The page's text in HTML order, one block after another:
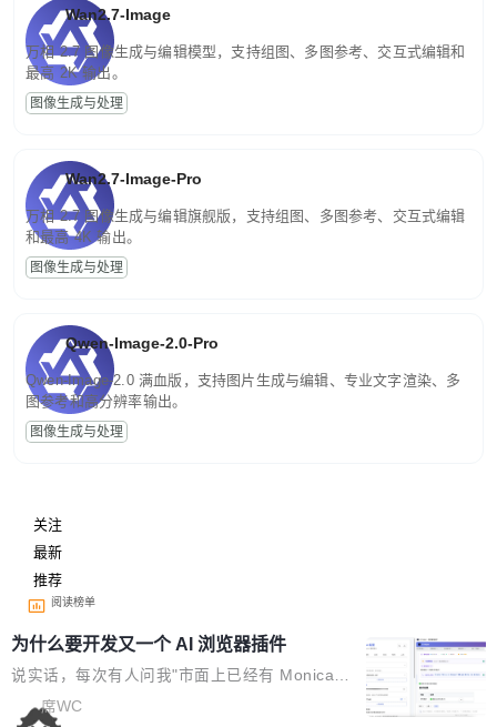
Wan2.7-Image
万相 2.7 图像生成与编辑模型，支持组图、多图参考、交互式编辑和
最高 2K 输出。
图像生成与处理
Wan2.7-Image-Pro
万相 2.7 图像生成与编辑旗舰版，支持组图、多图参考、交互式编辑
和最高 4K 输出。
图像生成与处理
Qwen-Image-2.0-Pro
Qwen-Image-2.0 满血版，支持图片生成与编辑、专业文字渲染、多
图参考和高分辨率输出。
图像生成与处理
关注
最新
推荐
阅读榜单
为什么要开发又一个 AI 浏览器插件
说实话，每次有人问我"市面上已经有 Monica、
Sider、Copilot for Chrome 这些 AI 浏览器插件
席WC